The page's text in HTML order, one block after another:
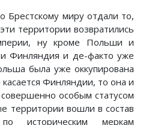
Брестскому миру отдали то,
территории возвратились
ну кроме Польши и
Финляндия и де-факто уже
была уже оккупирована
Финляндии, то она и
особым статусом
территории вошли в состав
историческим меркам